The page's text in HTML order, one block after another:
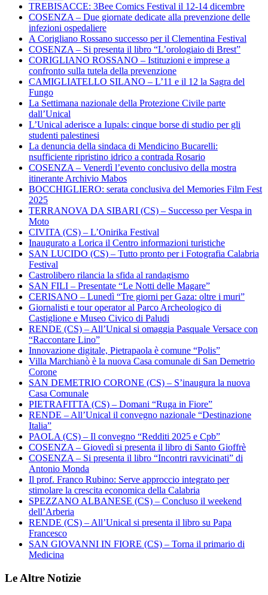
TREBISACCE: 3Bee Comics Festival il 12-14 dicembre
COSENZA – Due giornate dedicate alla prevenzione delle
infezioni ospedaliere
A Corigliano Rossano successo per il Clementina Festival
COSENZA – Si presenta il libro “L’orologiaio di Brest”
CORIGLIANO ROSSANO – Istituzioni e imprese a
confronto sulla tutela della prevenzione
CAMIGLIATELLO SILANO – L’11 e il 12 la Sagra del
Fungo
La Settimana nazionale della Protezione Civile parte
dall’Unical
L’Unical aderisce a Iupals: cinque borse di studio per gli
studenti palestinesi
La denuncia della sindaca di Mendicino Bucarelli:
nsufficiente ripristino idrico a contrada Rosario
COSENZA – Venerdì l’evento conclusivo della mostra
itinerante Archivio Mabos
BOCCHIGLIERO: serata conclusiva del Memories Film Fest
2025
TERRANOVA DA SIBARI (CS) – Successo per Vespa in
Moto
CIVITA (CS) – L’Onirika Festival
Inaugurato a Lorica il Centro informazioni turistiche
SAN LUCIDO (CS) – Tutto pronto per i Fotografia Calabria
Festival
Castrolibero rilancia la sfida al randagismo
SAN FILI – Presentate “Le Notti delle Magare”
CERISANO – Lunedì “Tre giorni per Gaza: oltre i muri”
Giornalisti e tour operator al Parco Archeologico di
Castiglione e Museo Civico di Paludi
RENDE (CS) – All’Unical si omaggia Pasquale Versace con
“Raccontare Lino”
Innovazione digitale, Pietrapaola è comune “Polis”
Villa Marchianò è la nuova Casa comunale di San Demetrio
Corone
SAN DEMETRIO CORONE (CS) – S’inaugura la nuova
Casa Comunale
PIETRAFITTA (CS) – Domani “Ruga in Fiore”
RENDE – All’Unical il convegno nazionale “Destinazione
Italia”
PAOLA (CS) – Il convegno “Redditi 2025 e Cpb”
COSENZA – Giovedì si presenta il libro di Santo Gioffrè
COSENZA – Si presenta il libro “Incontri ravvicinati” di
Antonio Monda
Il prof. Franco Rubino: Serve approccio integrato per
stimolare la crescita economica della Calabria
SPEZZANO ALBANESE (CS) – Concluso il weekend
dell’Arberia
RENDE (CS) – All’Unical si presenta il libro su Papa
Francesco
SAN GIOVANNI IN FIORE (CS) – Torna il primario di
Medicina
Le Altre Notizie